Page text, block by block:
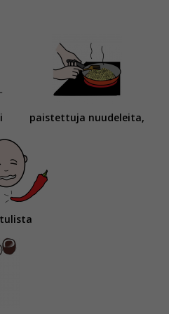
paistettuja nuudeleita,
tulista